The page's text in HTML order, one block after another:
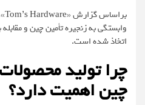
براساس گزارش «Tom’s Hardware
وابستگی به زنجیره تأمین چین و
اتخاذ شده است.
چرا تولید
چین اهمیت دارد؟